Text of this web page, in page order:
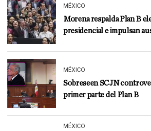
MÉXICO
Morena respalda Plan B
presidencial e impulsan
MÉXICO
Sobreseen SCJN
primer parte del Plan B
MÉXICO